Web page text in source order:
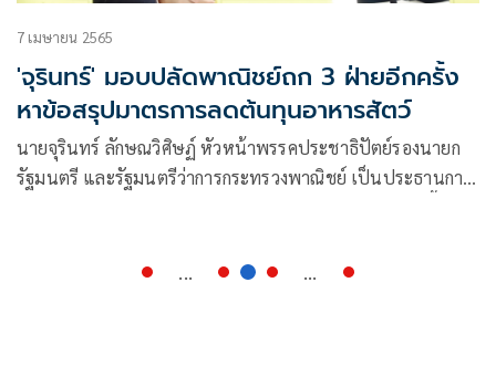
7 เมษายน 2565
'จุรินทร์' มอบปลัดพาณิชย์ถก 3 ฝ่ายอีกครั้ง
หาข้อสรุปมาตรการลดต้นทุนอาหารสัตว์
นายจุรินทร์ ลักษณวิศิษฏ์ หัวหน้าพรรคประชาธิปัตย์รองนายก
รัฐมนตรี และรัฐมนตรีว่าการกระทรวงพาณิชย์ เป็นประธานการ
... ...